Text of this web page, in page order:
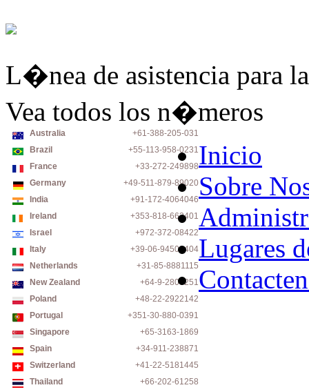
L�nea de asistencia para
Vea todos los n�meros
Australia
+61-388-205-031
Brazil
+55-113-958-0231
France
+33-272-249898
Germany
+49-511-879-89020
India
+91-172-4064046
Ireland
+353-818-663401
Israel
+972-372-08422
Italy
+39-06-94500404
Netherlands
+31-85-8881115
New Zealand
+64-9-2806251
Poland
+48-22-2922142
Portugal
+351-30-880-0391
Singapore
+65-3163-1869
Spain
+34-911-238871
Switzerland
+41-22-5181445
Thailand
+66-202-61258
Inicio
Sobre
Lugares